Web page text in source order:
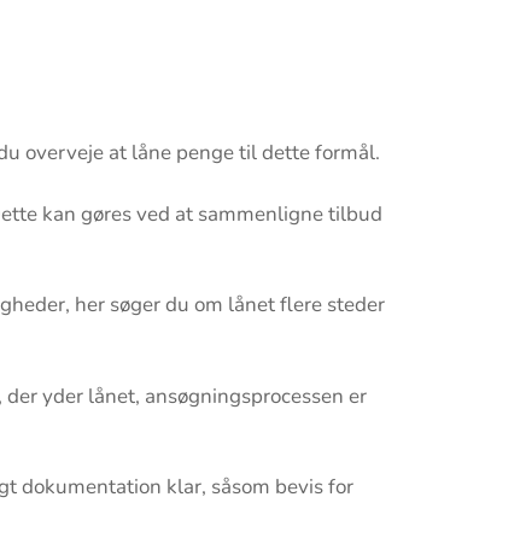
overveje at låne penge til dette formål.
kan gøres ved at sammenligne tilbud
her søger du om lånet flere steder
yder lånet, ansøgningsprocessen er
dokumentation klar, såsom bevis for